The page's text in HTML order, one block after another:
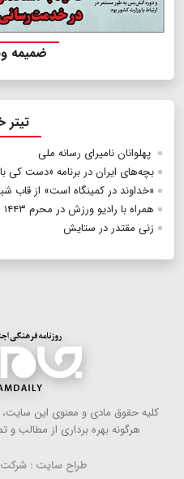
ضمیمه
تیتر
پهلوانان نامیرای رسانه ‌ملی
بچه‌های ایران در برنامه «دست کی
«خداوند در کمینگاه است» از قاب
همراه با رادیو ورزش در محرم ۱۴۴۳
زنی مقتدر در ستایش
كلیه حقوق مادی و معنوی این
هرگونه بهره ‌برداری از مطالب و
طراح سایت : شرکت